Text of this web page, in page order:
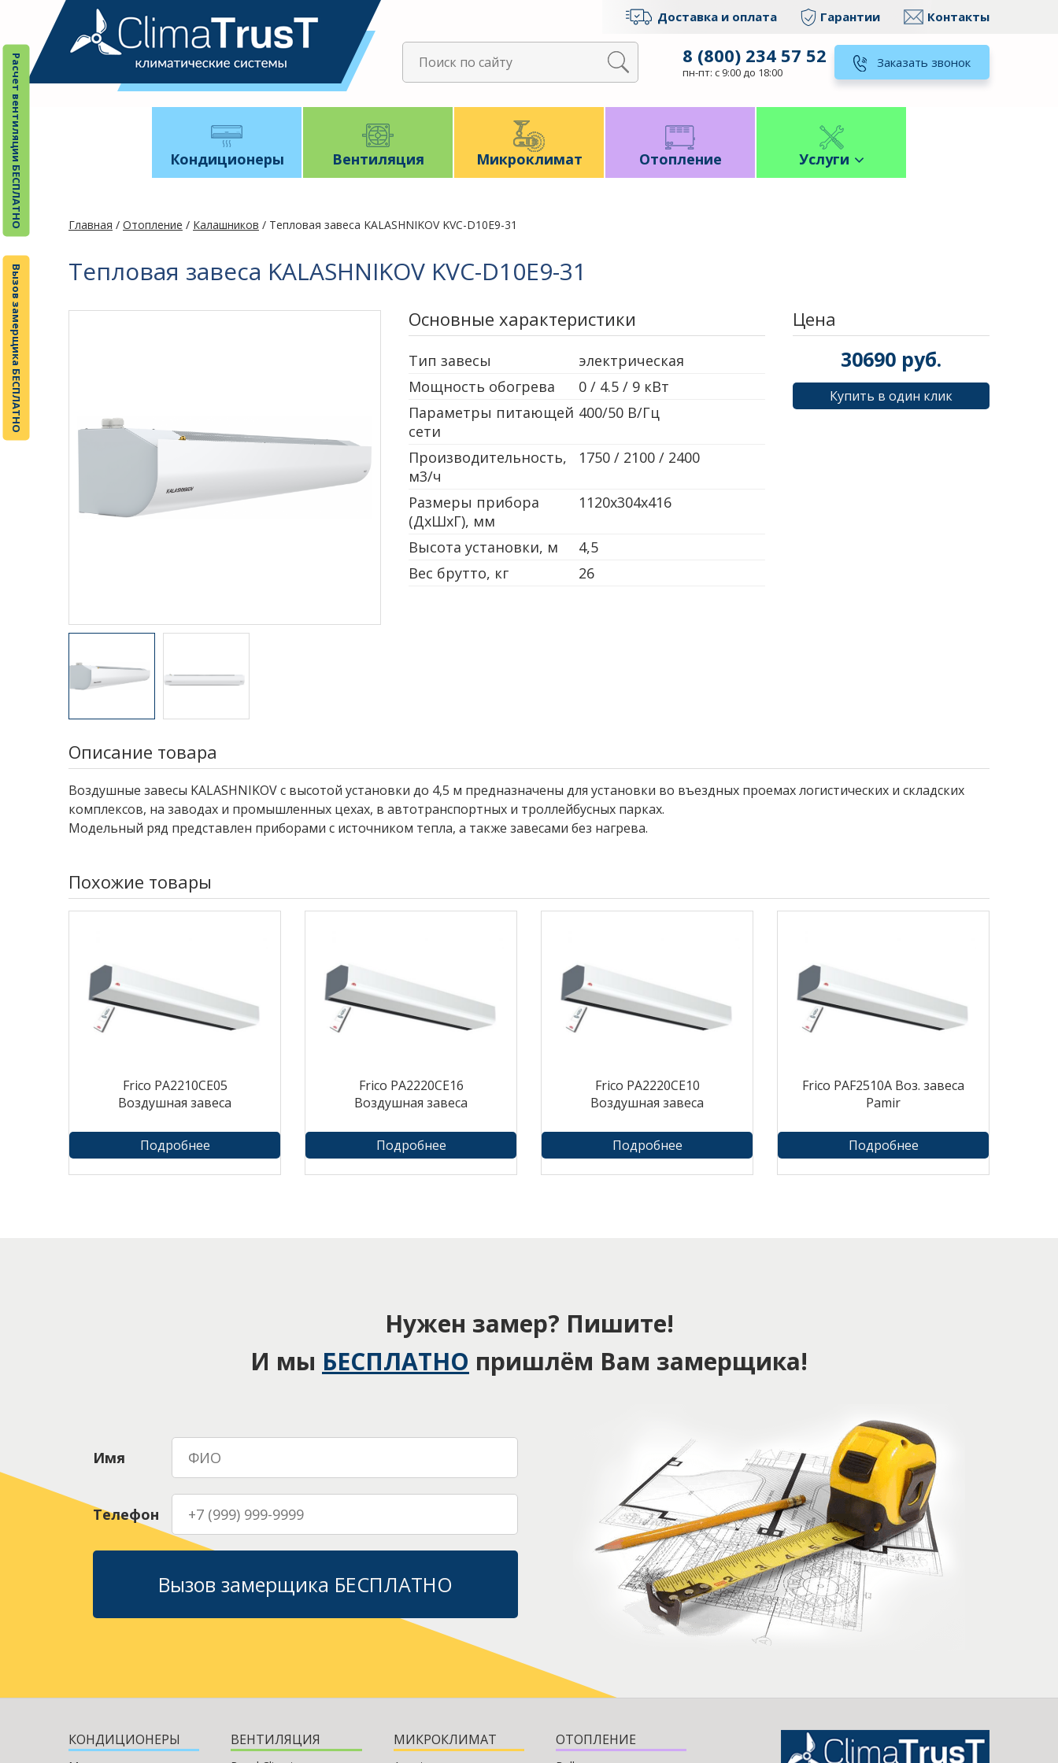
Расчет вентиляции БЕСПЛАТНО
Вызов замерщика БЕСПЛАТНО
Доставка и оплата Гарантии Контакты
8 (800) 234 57 52
пн-пт: с 9:00 до 18:00
Заказать звонок
Кондиционеры Вентиляция Микроклимат Отопление Услуги
Главная / Отопление / Калашников / Тепловая завеса KALASHNIKOV KVC-D10E9-31
Тепловая завеса KALASHNIKOV KVC-D10E9-31
Основные характеристики
Тип завесы
электрическая
Мощность обогрева
0 / 4.5 / 9 кВт
Параметры питающей
сети
400/50 В/Гц
Производительность,
м3/ч
1750 / 2100 / 2400
Размеры прибора
(ДxШxГ), мм
1120х304х416
Высота установки, м
4,5
Вес брутто, кг
26
Цена
30690 руб.
Купить в один клик
Описание товара
Воздушные завесы KALASHNIKOV с высотой установки до 4,5 м предназначены для установки во въездных проемах логистических и складских
комплексов, на заводах и промышленных цехах, в автотранспортных и троллейбусных парках.
Модельный ряд представлен приборами с источником тепла, а также завесами без нагрева.
Похожие товары
Frico PA2210CE05
Воздушная завеса
Подробнее
Frico PA2220CE16
Воздушная завеса
Подробнее
Frico PA2220CE10
Воздушная завеса
Подробнее
Frico PAF2510A Воз. завеса
Pamir
Подробнее
Нужен замер? Пишите!
И мы БЕСПЛАТНО пришлём Вам замерщика!
Имя
Телефон
Вызов замерщика БЕСПЛАТНО
КОНДИЦИОНЕРЫ ВЕНТИЛЯЦИЯ МИКРОКЛИМАТ ОТОПЛЕНИЕ